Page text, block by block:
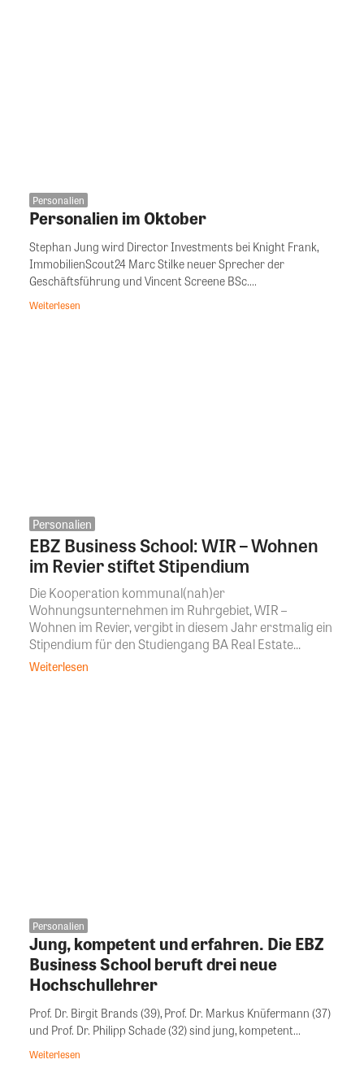
Personalien
Personalien im Oktober
Stephan Jung wird Director Investments bei Knight Frank,
ImmobilienScout24 Marc Stilke neuer Sprecher der
Geschäftsführung und Vincent Screene BSc....
Weiterlesen
Personalien
EBZ Business School: WIR – Wohnen
im Revier stiftet Stipendium
Die Kooperation kommunal(nah)er
Wohnungsunternehmen im Ruhrgebiet, WIR –
Wohnen im Revier, vergibt in diesem Jahr erstmalig ein
Stipendium für den Studiengang BA Real Estate...
Weiterlesen
Personalien
Jung, kompetent und erfahren. Die EBZ
Business School beruft drei neue
Hochschullehrer
Prof. Dr. Birgit Brands (39), Prof. Dr. Markus Knüfermann (37)
und Prof. Dr. Philipp Schade (32) sind jung, kompetent...
Weiterlesen